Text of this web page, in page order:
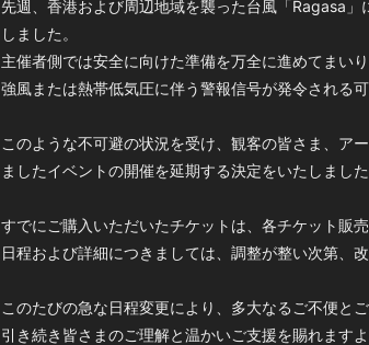
先週、香港および周辺地域を襲った台風「Ragasa
しました。
主催者側では安全に向けた準備を万全に進めてまい
強風または熱帯低気圧に伴う警報信号が発令される
このような不可避の状況を受け、観客の皆さま、ア
ましたイベントの開催を延期する決定をいたしました
すでにご購入いただいたチケットは、各チケット販
日程および詳細につきましては、調整が整い次第、
このたびの急な日程変更により、多大なるご不便と
引き続き皆さまのご理解と温かいご支援を賜れます